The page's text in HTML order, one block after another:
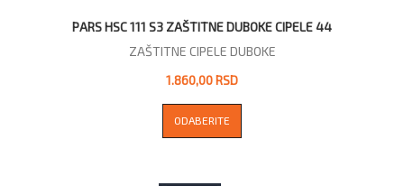
PARS HSC 111 S3 ZAŠTITNE DUBOKE CIPELE 44
ZAŠTITNE CIPELE DUBOKE
1.860,00 RSD
ODABERITE